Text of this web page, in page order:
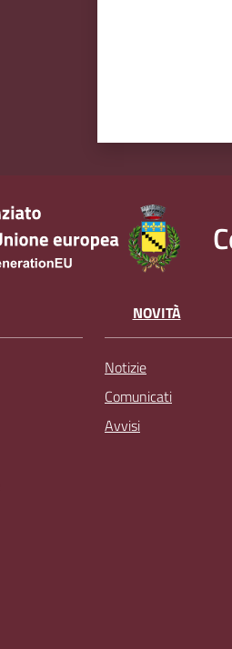
NOVITÀ
Notizie
Comunicati
Avvisi